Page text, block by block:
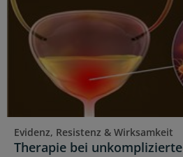
Evidenz, Resistenz & Wirksamkeit
Therapie bei